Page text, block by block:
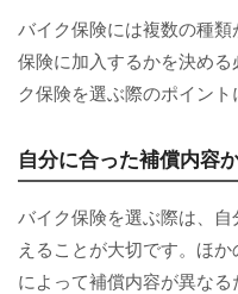
バイク保険には複数の種
保険に加入するかを決め
ク保険を選ぶ際のポイント
自分に合った補償内容
バイク保険を選ぶ際は、
えることが大切です。ほ
によって補償内容が異な